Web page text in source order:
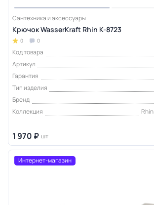
Сантехника и аксессуары
Крючок WasserKraft Rhin K-8723
0 0
Код товара
Артикул
Гарантия
Тип изделия
Бренд
Коллекция
1 970 ₽ шт
Интернет-магазин